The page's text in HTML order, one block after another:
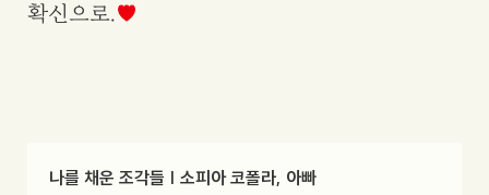
확신으로.
나를 채운 조각들 | 소피아 코폴라, 아빠